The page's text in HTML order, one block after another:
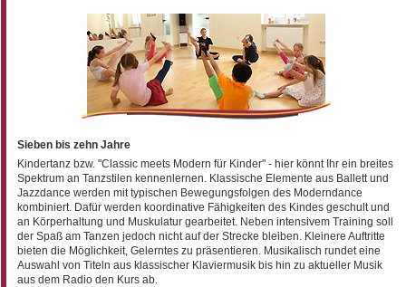
Sieben bis zehn Jahre
Kindertanz bzw. "Classic meets Modern für Kinder" - hier könnt Ihr ein breites
Spektrum an Tanzstilen kennenlernen. Klassische Elemente aus Ballett und
Jazzdance werden mit typischen Bewegungsfolgen des Moderndance
kombiniert. Dafür werden koordinative Fähigkeiten des Kindes geschult und
an Körperhaltung und Muskulatur gearbeitet. Neben intensivem Training soll
der Spaß am Tanzen jedoch nicht auf der Strecke bleiben. Kleinere Auftritte
bieten die Möglichkeit, Gelerntes zu präsentieren. Musikalisch rundet eine
Auswahl von Titeln aus klassischer Klaviermusik bis hin zu aktueller Musik
aus dem Radio den Kurs ab.